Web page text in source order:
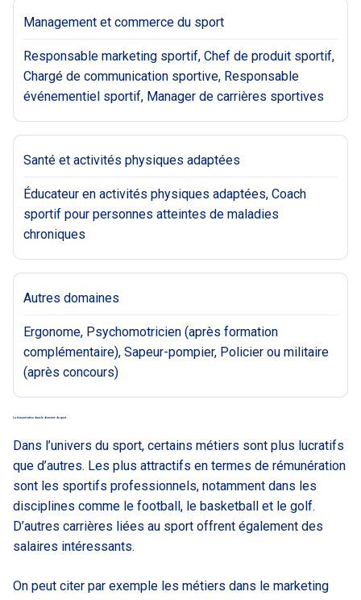
Management et commerce du sport
Responsable marketing sportif, Chef de produit sportif,
Chargé de communication sportive, Responsable
événementiel sportif, Manager de carrières sportives
Santé et activités physiques adaptées
Éducateur en activités physiques adaptées, Coach
sportif pour personnes atteintes de maladies
chroniques
Autres domaines
Ergonome, Psychomotricien (après formation
complémentaire), Sapeur-pompier, Policier ou militaire
(après concours)
La rémunération dans le domaine du sport
Dans l’univers du sport, certains métiers sont plus lucratifs
que d’autres. Les plus attractifs en termes de rémunération
sont les sportifs professionnels, notamment dans les
disciplines comme le football, le basketball et le golf.
D’autres carrières liées au sport offrent également des
salaires intéressants.
On peut citer par exemple les métiers dans le marketing